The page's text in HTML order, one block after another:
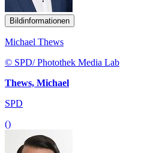
Bildinformationen
Michael Thews
© SPD/ Photothek Media Lab
Thews, Michael
SPD
()